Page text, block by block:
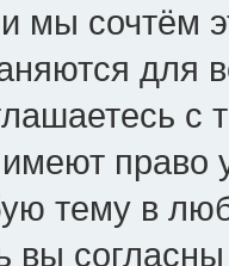
мы сочтём
для
право
тему в
вы